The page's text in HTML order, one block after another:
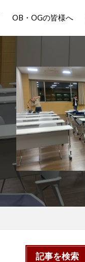
OB・OGの皆様へ
記事を検索